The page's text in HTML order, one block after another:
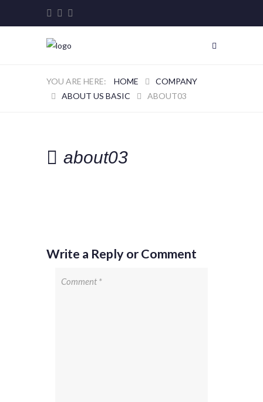
HOME
COMPANY
ABOUT US BASIC
ABOUT03
about03
Write a Reply or Comment